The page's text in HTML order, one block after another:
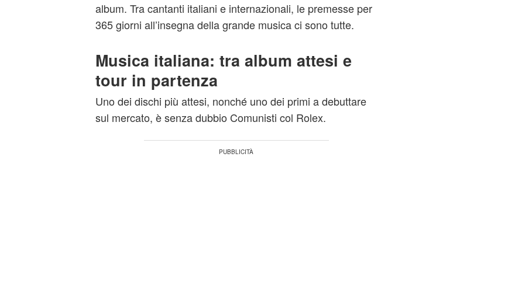
album. Tra cantanti italiani e internazionali, le premesse per
365 giorni all’insegna della grande musica ci sono tutte.
Musica italiana: tra album attesi e
tour in partenza
Uno dei dischi più attesi, nonché uno dei primi a debuttare
sul mercato, è senza dubbio Comunisti col Rolex.